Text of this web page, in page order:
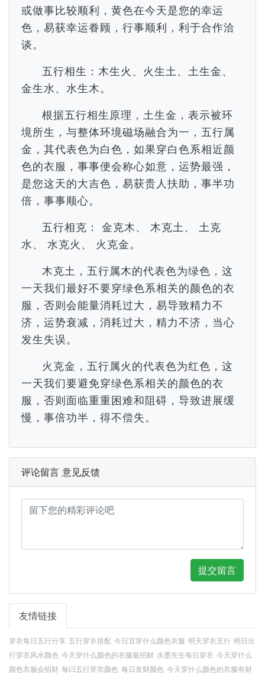
或做事比较顺利，黄色在今天是您的幸运
色，易获幸运眷顾，行事顺利，利于合作洽
谈。
五行相生：木生火、火生土、土生金、
金生水、水生木。
根据五行相生原理，土生金，表示被环
境所生，与整体环境磁场融合为一，五行属
金，其代表色为白色，如果穿白色系相近颜
色的衣服，事事便会称心如意，运势最强，
是您这天的大吉色，易获贵人扶助，事半功
倍，事事顺心。
五行相克： 金克木、 木克土、 土克
水、 水克火、 火克金。
木克土，五行属木的代表色为绿色，这
一天我们最好不要穿绿色系相关的颜色的衣
服，否则会能量消耗过大，易导致精力不
济，运势衰减，消耗过大，精力不济，当心
发生失误。
火克金，五行属火的代表色为红色，这
一天我们要避免穿绿色系相关的颜色的衣
服，否则面临重重困难和阻碍，导致进展缓
慢，事倍功半，得不偿失。
评论留言 意见反馈
提交留言
友情链接
穿衣每日五行分享 五行穿衣搭配 今日宜穿什么颜色衣服 明天穿衣五行 明日出
行穿衣风水颜色 今天穿什么颜色的衣服最招财 水墨先生每日穿衣 今天穿什么
颜色衣服会招财 每曰五行穿衣颜色 每日发财颜色 今天穿什么颜色的衣服有财